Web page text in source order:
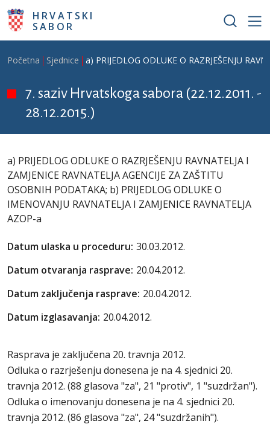
Skoči na glavni sadržaj
HRVATSKI
SABOR
Breadcrumb
Početna Sjednice a) PRIJEDLOG ODLUKE O RAZRJEŠENJU
7. saziv Hrvatskoga sabora (22.12.2011. -
28.12.2015.)
a) PRIJEDLOG ODLUKE O RAZRJEŠENJU RAVNATELJA I
ZAMJENICE RAVNATELJA AGENCIJE ZA ZAŠTITU
OSOBNIH PODATAKA; b) PRIJEDLOG ODLUKE O
IMENOVANJU RAVNATELJA I ZAMJENICE RAVNATELJA
AZOP-a
Datum ulaska u proceduru: 30.03.2012.
Datum otvaranja rasprave: 20.04.2012.
Datum zaključenja rasprave: 20.04.2012.
Datum izglasavanja: 20.04.2012.
Rasprava je zaključena 20. travnja 2012.
Odluka o razrješenju donesena je na 4. sjednici 20.
travnja 2012. (88 glasova "za", 21 "protiv", 1 "suzdržan").
Odluka o imenovanju donesena je na 4. sjednici 20.
travnja 2012. (86 glasova "za", 24 "suzdržanih").